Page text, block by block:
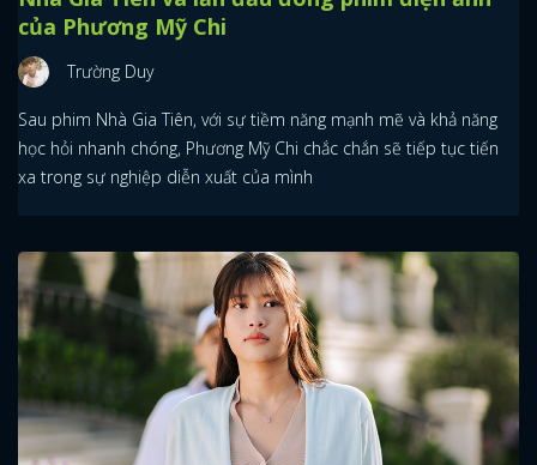
của Phương Mỹ Chi
Trường Duy
Sau phim Nhà Gia Tiên, với sự tiềm năng mạnh mẽ và khả năng
học hỏi nhanh chóng, Phương Mỹ Chi chắc chắn sẽ tiếp tục tiến
xa trong sự nghiệp diễn xuất của mình